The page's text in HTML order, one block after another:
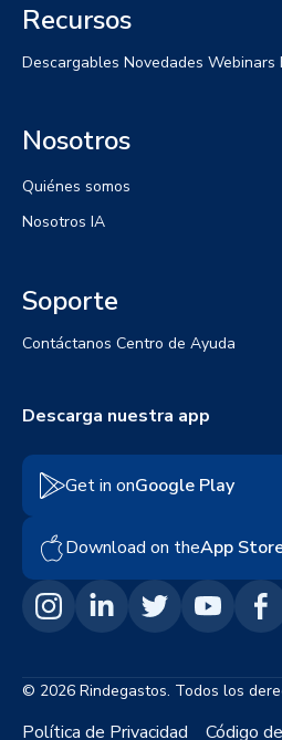
Recursos
Descargables Novedades Webinars
Nosotros
Quiénes somos
Nosotros IA
Soporte
Contáctanos Centro de Ayuda
© 2026 Rindegastos. Todos los
Política de Privacidad Código
Descarga nuestra app
Get in onGoogle Play
Download on theApp